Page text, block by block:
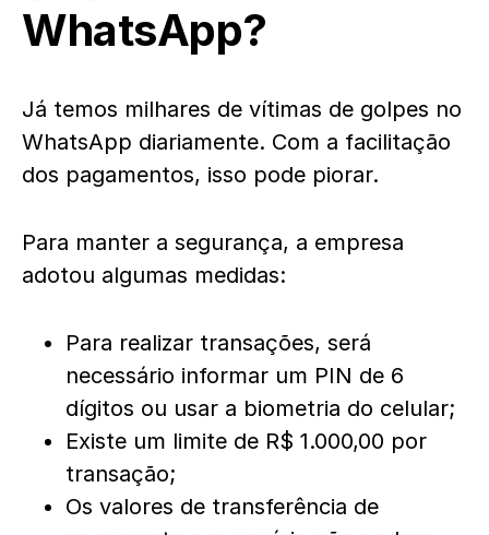
WhatsApp?
Já temos milhares de vítimas de golpes no
WhatsApp diariamente. Com a facilitação
dos pagamentos, isso pode piorar.
Para manter a segurança, a empresa
adotou algumas medidas:
Para realizar transações, será
necessário informar um PIN de 6
dígitos ou usar a biometria do celular;
Existe um limite de R$ 1.000,00 por
transação;
Os valores de transferência de